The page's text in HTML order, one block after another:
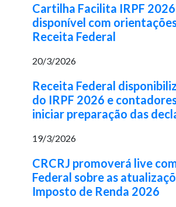
Cartilha Facilita IRPF
disponível com
Receita Federal
20/3/2026
Receita Federal
do IRPF 2026 e
iniciar preparação das
19/3/2026
CRCRJ promoverá live
Federal sobre as
Imposto de Renda 2026